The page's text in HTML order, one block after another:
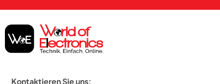
Kontaktieren Sie uns: